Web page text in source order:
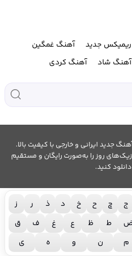
ریمیکس جدید
آهنگ غمگین
آهنگ شاد آهنگ کردی
جدید ایرانی و خارجی با کیفیت بالا.
روز را به‌صورت رایگان و مستقیم
دانلود کنید.
ج چ ح خ د ذ ر
ز
ط ظ ع غ ف
ق
م ن و ه ی